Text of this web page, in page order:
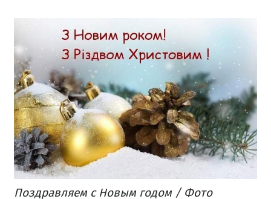
Поздравляем с Новым годом / Фото